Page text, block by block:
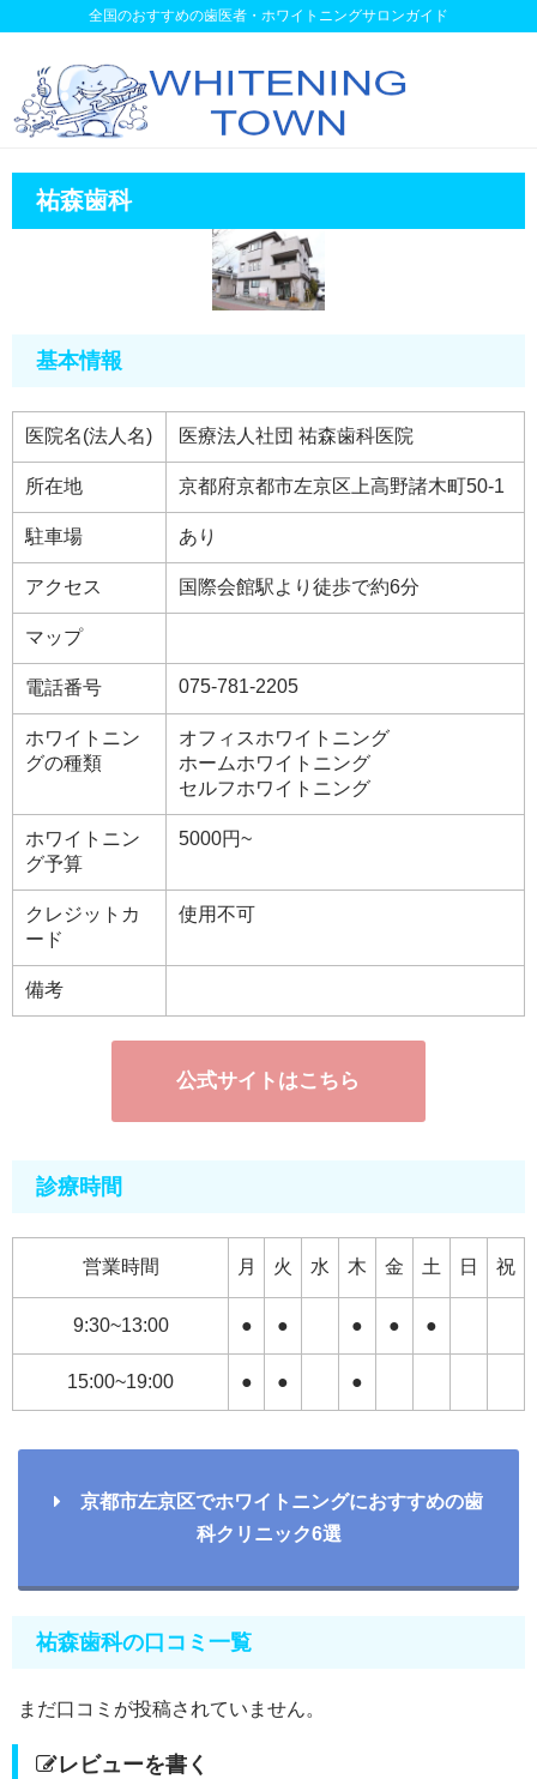
全国のおすすめの歯医者・ホワイトニングサロンガイド
祐森歯科
基本情報
医院名(法人名) 医療法人社団 祐森歯科医院
所在地 京都府京都市左京区上高野諸木町50-1
駐車場 あり
アクセス 国際会館駅より徒歩で約6分
マップ
電話番号 075-781-2205
ホワイトニン
グの種類
オフィスホワイトニング
ホームホワイトニング
セルフホワイトニング
ホワイトニン
グ予算
5000円~
クレジットカ
ード
使用不可
備考
公式サイトはこちら
診療時間
営業時間 月 火 水 木 金 土 日 祝
9:30~13:00 ● ● ● ● ●
15:00~19:00 ● ● ●
京都市左京区でホワイトニングにおすすめの歯
科クリニック6選
祐森歯科の口コミ一覧
まだ口コミが投稿されていません。
レビューを書く